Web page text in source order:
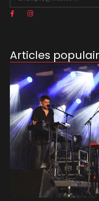
Articles